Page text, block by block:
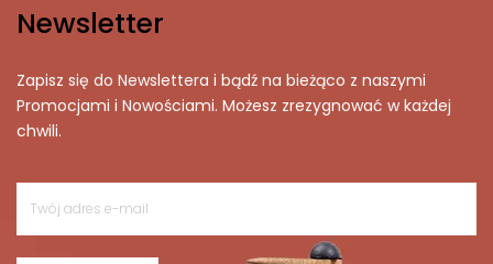
Newsletter
Zapisz się do Newslettera i bądź na bieżąco z naszymi
Promocjami i Nowościami. Możesz zrezygnować w każdej
chwili.